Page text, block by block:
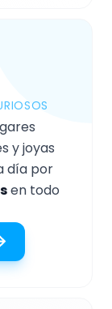
y joyas
día por
en todo